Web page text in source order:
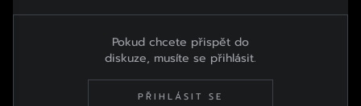
Pokud chcete přispět do
diskuze, musíte se přihlásit.
PŘIHLÁSIT SE